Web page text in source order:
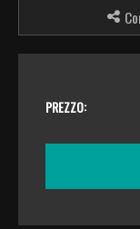
PREZZO: